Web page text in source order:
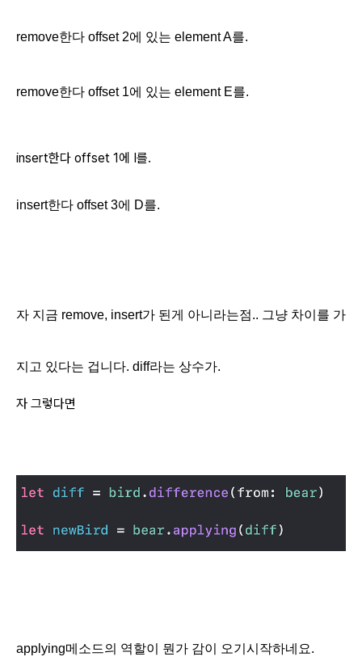
remove한다 offset 2에 있는 element A를.
remove한다 offset 1에 있는 element E를.
insert한다 offset 1에 I를.
insert한다 offset 3에 D를.
자 지금 remove, insert가 된게 아니라는점.. 그냥 차이를 가
지고 있다는 겁니다. diff라는 상수가.
자 그렇다면
applying메소드의 역할이 뭔가 감이 오기시작하네요.